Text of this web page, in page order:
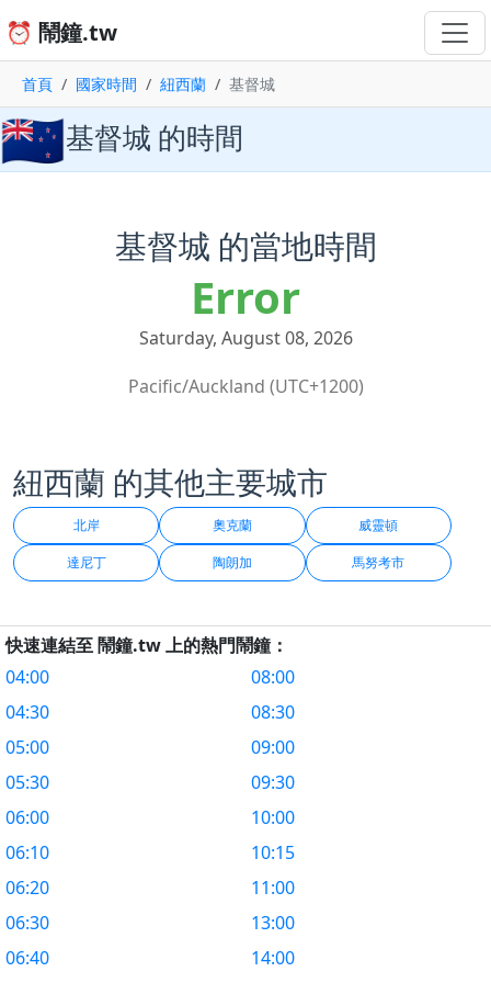
⏰ 鬧鐘.tw
首頁 國家時間 紐西蘭 基督城
🇳🇿基督城 的時間
基督城 的當地時間
Error
Saturday, August 08, 2026
Pacific/Auckland (UTC+1200)
紐西蘭 的其他主要城市
北岸 奧克蘭 威靈頓
達尼丁 陶朗加 馬努考市
快速連結至 鬧鐘.tw 上的熱門鬧鐘：
04:00
04:30
05:00
05:30
06:00
06:10
06:20
06:30
06:40
08:00
08:30
09:00
09:30
10:00
10:15
11:00
13:00
14:00